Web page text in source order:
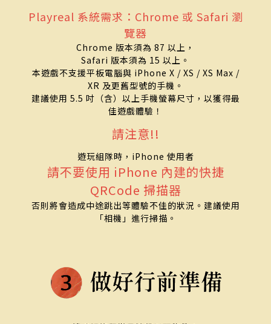
Playreal 系統需求：Chrome 或 Safari 瀏
覽器
Chrome 版本須為 87 以上，
Safari 版本須為 15 以上。
本遊戲不支援平板電腦與 iPhone X / XS / XS Max /
XR 及更舊型號的手機。
建議使用 5.5 吋（含）以上手機螢幕尺寸，以獲得最
佳遊戲體驗！
請注意!!
遊玩組隊時，iPhone 使用者
請不要使用 iPhone 內建的快捷
QRCode 掃描器
否則將會造成中途跳出等體驗不佳的狀況。建議使用
「相機」進行掃描。